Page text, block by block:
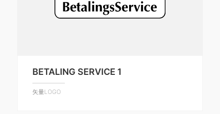
BETALING SERVICE 1
矢量LOGO